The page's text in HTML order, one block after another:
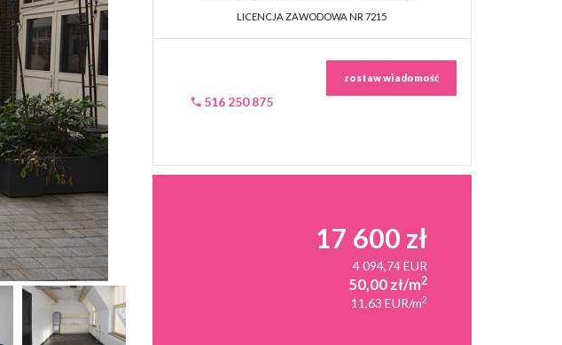
LICENCJA ZAWODOWA NR 7215
516 250 875
zostaw wiadomość
17 600 zł
4 094,74 EUR
50,00 zł/m2
11,63 EUR/m2